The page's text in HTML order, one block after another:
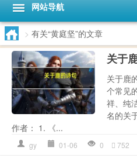
网站导航
> 有关“黄庭坚”的文章
关于
关于鹿
个常见
祥、纯
名的关
作者： 1. 《...
gy 01-06 0 752